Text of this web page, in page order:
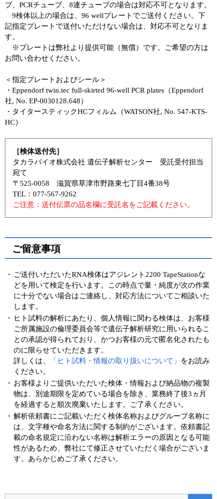
ブ、PCRチューブ、8連チューブの場合は対応不可となります。
9検体以上の場合は、96 wellプレートでご送付ください。下
記指定プレートで送付いただけない場合は、対応不可となりま
す。
※プレートは弊社より提供可能（無償）です。ご希望の方は
お問い合わせください。
＜指定プレートおよびシール＞
・Eppendorf twin.tec full-skirted 96-well PCR plates（Eppendorf
社, No. EP-0030128.648）
・タイタースティックHCフィルム（WATSON社, No. 547-KTS-
HC）
［検体送付先］
タカラバイオ株式会社 遺伝子解析センター 受託受付担当
宛て
〒525-0058 滋賀県草津市野路東七丁目4番38号
TEL：077-567-9262
ご注意：送付伝票の品名欄に受託名をご記載ください。
ご留意事項
・
ご送付いただいたRNA検体はアジレント2200 TapeStationな
どを用いて検定を行います。この時点で量・純度が次の作業
に十分でない場合はご連絡し、対応方法についてご相談いた
します。
・
ヒト試料の解析にあたり、個人情報に関わる検体は、お客様
ご所属施設の倫理委員会等で遺伝子解析研究に用いられるこ
との承認が得られており、かつお客様の元で匿名化されたも
のに限らせていただきます。
詳しくは、
「ヒト試料・情報の取り扱いについて」
をお読み
ください。
・ お客様よりご提供いただいた検体・情報および納品物の複製
物は、別途期限を定めている場合を除き、業務終了後3ヵ月
を経過すると順次廃棄いたします。ご了承ください。
・ 解析依頼書にご記載いただく検体名称およびグループ名称に
は、文字種や命名方法に関する制約がございます。依頼書記
載の命名規定に沿わない名称は解析エラーの原因となる可能
性があるため、弊社にて修正させていただく場合がございま
す。あらかじめご了承ください。